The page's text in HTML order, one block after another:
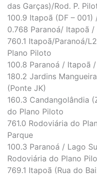
das Garças)/Rod. P.
100.9 Itapoã (DF –
0.768 Paranoá/ Itapoã
760.1 Itapoã/Paranoá/
Plano Piloto
100.8 Paranoá / Itapoã
180.2 Jardins
(Ponte JK)
160.3 Candangolândia
do Plano Piloto
761.0 Rodoviária do
Parque
100.3 Paranoá / Lago
Rodoviária do Plano
769.1 Itapoã (Rua do